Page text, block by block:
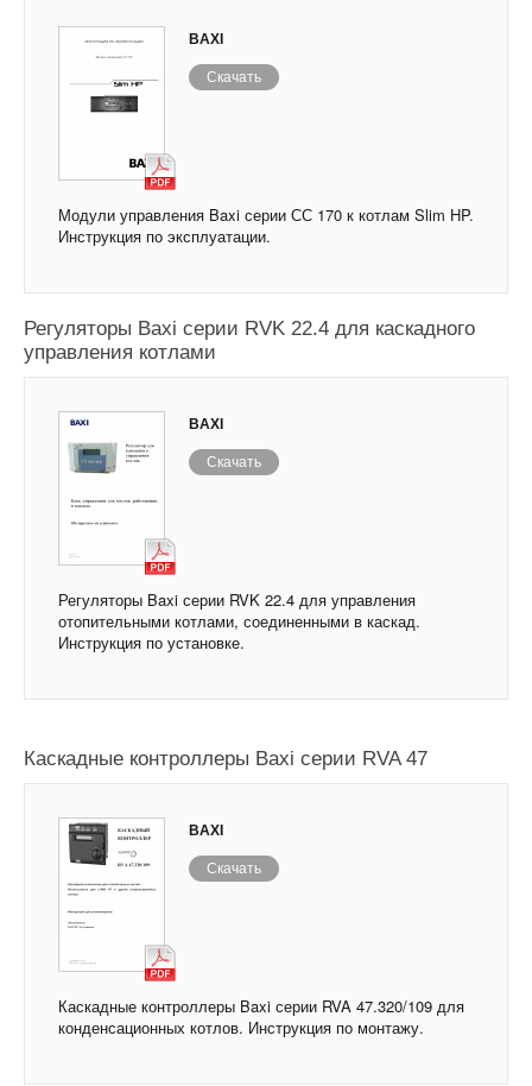
BAXI
Скачать
Модули управления Baxi серии СС 170 к котлам Slim HP.
Инструкция по эксплуатации.
Регуляторы Baxi серии RVK 22.4 для каскадного
управления котлами
BAXI
Скачать
Регуляторы Baxi серии RVK 22.4 для управления
отопительными котлами, соединенными в каскад.
Инструкция по установке.
Каскадные контроллеры Baxi серии RVA 47
BAXI
Скачать
Каскадные контроллеры Baxi серии RVA 47.320/109 для
конденсационных котлов. Инструкция по монтажу.